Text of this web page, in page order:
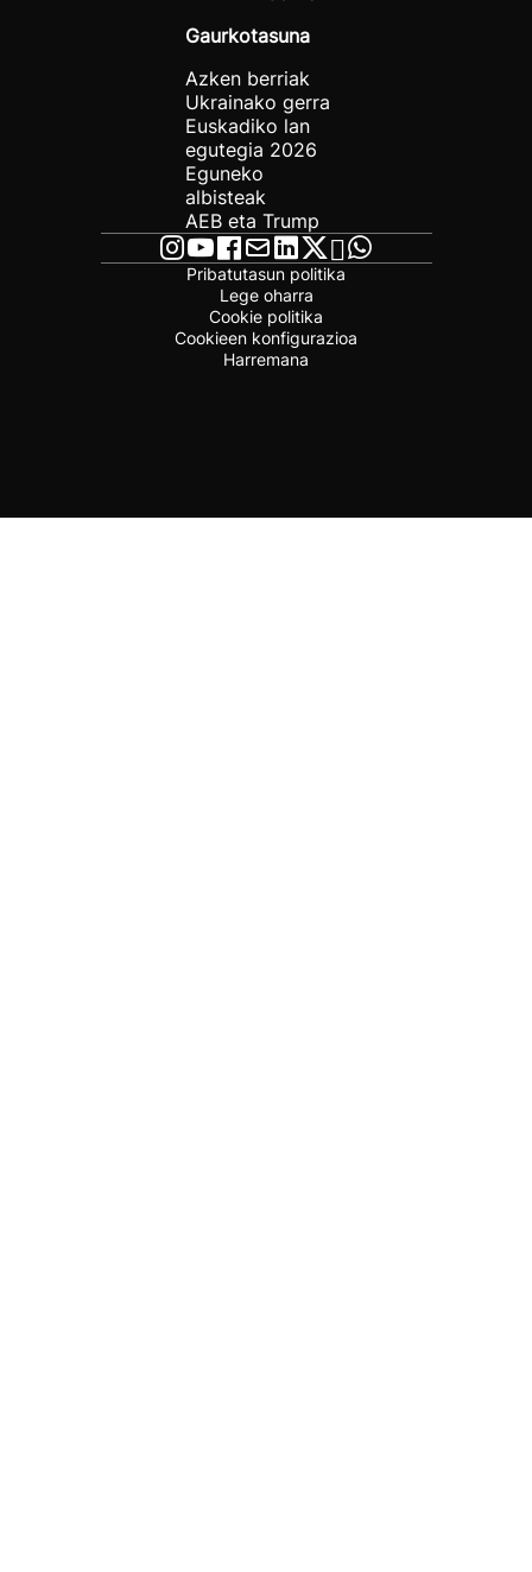
Gaurkotasuna
Azken berriak
Ukrainako gerra
Euskadiko lan
egutegia 2026
Eguneko
albisteak
AEB eta Trump
Pribatutasun politika
Lege oharra
Cookie politika
Cookieen konfigurazioa
Harremana